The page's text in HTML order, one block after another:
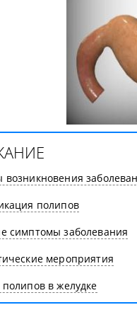
полипов
симптомы заболевания
мероприятия
в желудке